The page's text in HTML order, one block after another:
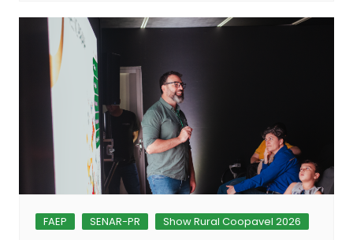
FAEP SENAR-PR Show Rural Coopavel 2026